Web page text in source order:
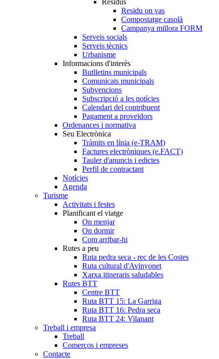
Residus
Residu on vas
Compostatge casolà
Campanya millora FORM
Serveis socials
Serveis tècnics
Urbanisme
Informacions d'interès
Butlletins municipals
Comunicats municipals
Subvencions
Subscripció a les notícies
Calendari del contribuent
Pagament a proveïdors
Ordenances i normativa
Seu Electrònica
Tràmits en línia (e-TRAM)
Factures electròniques (e.FACT)
Tauler d'anuncis i edictes
Perfil de contractant
Notícies
Agenda
Turisme
Activitats i festes
Planificant el viatge
On menjar
On dormir
Com arribar-hi
Rutes a peu
Ruta pedra seca - rec de les Costes
Ruta cultural d'Avinyonet
Xarxa itineraris saludables
Rutes BTT
Centre BTT
Ruta BTT 15: La Garriga
Ruta BTT 16: Pedra seca
Ruta BTT 24: Vilanant
Treball i empresa
Treball
Comerços i empreses
Contacte